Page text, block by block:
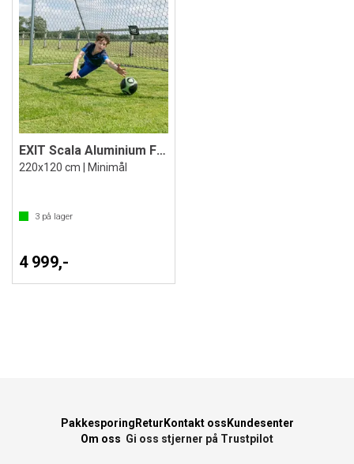
EXIT Scala Aluminium Fotballmål
220x120 cm | Minimål
3 på lager
4 999,-
PakkesporingReturKontakt ossKundesenter
Om oss Gi oss stjerner på Trustpilot